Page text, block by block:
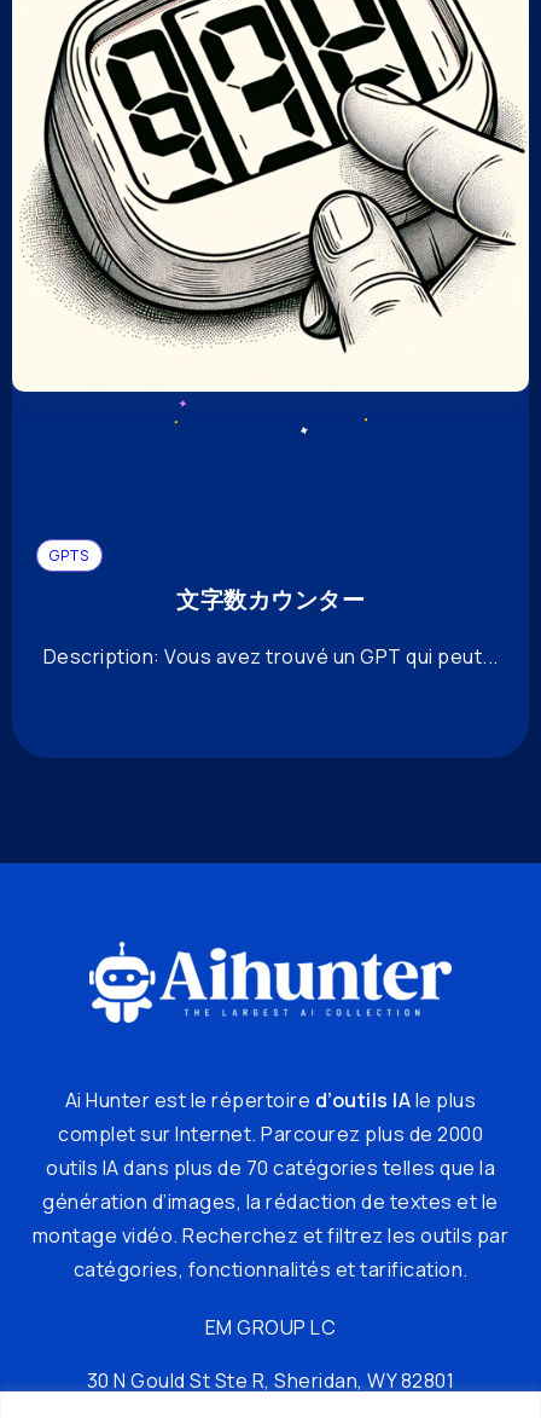
GPTS
文字数カウンター
Description: Vous avez trouvé un GPT qui peut...
Ai Hunter est le répertoire d’outils IAle plus
complet sur Internet. Parcourez plus de 2000
outils IA dans plus de 70 catégories telles que la
génération d’images, la rédaction de textes et le
montage vidéo. Recherchez et filtrez les outils par
catégories, fonctionnalités et tarification.
EM GROUP LC
30 N Gould St Ste R, Sheridan, WY 82801